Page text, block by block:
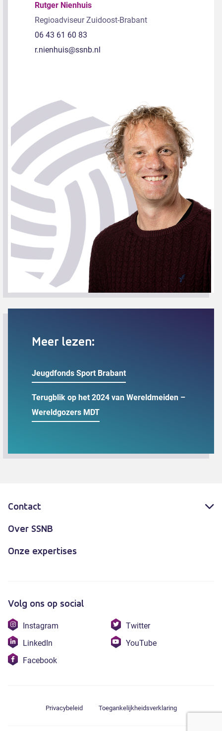
Rutger Nienhuis
Regioadviseur Zuidoost-Brabant
06 43 61 60 83
r.nienhuis@ssnb.nl
Meer lezen:
Jeugdfonds Sport Brabant
Terugblik op het 2024 van Wereldmeiden –
Wereldgozers MDT
Contact
Over SSNB
Onze expertises
Volg ons op social
Bezoek
onze
Instagram
Bezoek
onze
Twitter
Bezoek
onze
LinkedIn
Bezoek
YouTube
Bezoek
Facebook
Privacybeleid Toegankelijkheidsverklaring